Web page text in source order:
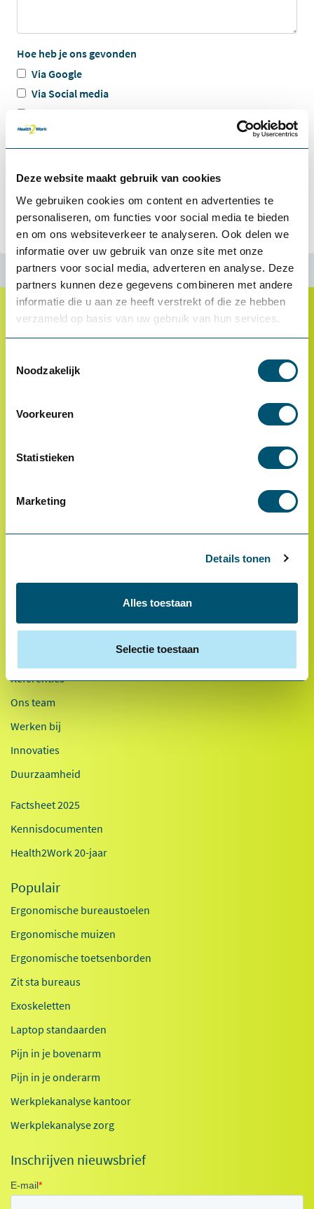
Deze website maakt gebruik van cookies
We gebruiken cookies om content en advertenties te
personaliseren, om functies voor social media te bieden
en om ons websiteverkeer te analyseren. Ook delen we
informatie over uw gebruik van onze site met onze
partners voor social media, adverteren en analyse. Deze
partners kunnen deze gegevens combineren met andere
informatie die u aan ze heeft verstrekt of die ze hebben
verzameld op basis van uw gebruik van hun services.
Noodzakelijk
Voorkeuren
Statistieken
Marketing
Details tonen
Alles toestaan
Selectie toestaan
Hoe heb je ons gevonden
Via Google
Via Social media
Tijdens een beurs of evenement
Anders
Verstuur
Klantenservice
Retourneren
OCI-koppeling
Veelgestelde vragen
Referenties
Ons team
Werken bij
Innovaties
Duurzaamheid
Factsheet 2025
Kennisdocumenten
Health2Work 20-jaar
Populair
Ergonomische bureaustoelen
Ergonomische muizen
Ergonomische toetsenborden
Zit sta bureaus
Exoskeletten
Laptop standaarden
Pijn in je bovenarm
Pijn in je onderarm
Werkplekanalyse kantoor
Werkplekanalyse zorg
Inschrijven nieuwsbrief